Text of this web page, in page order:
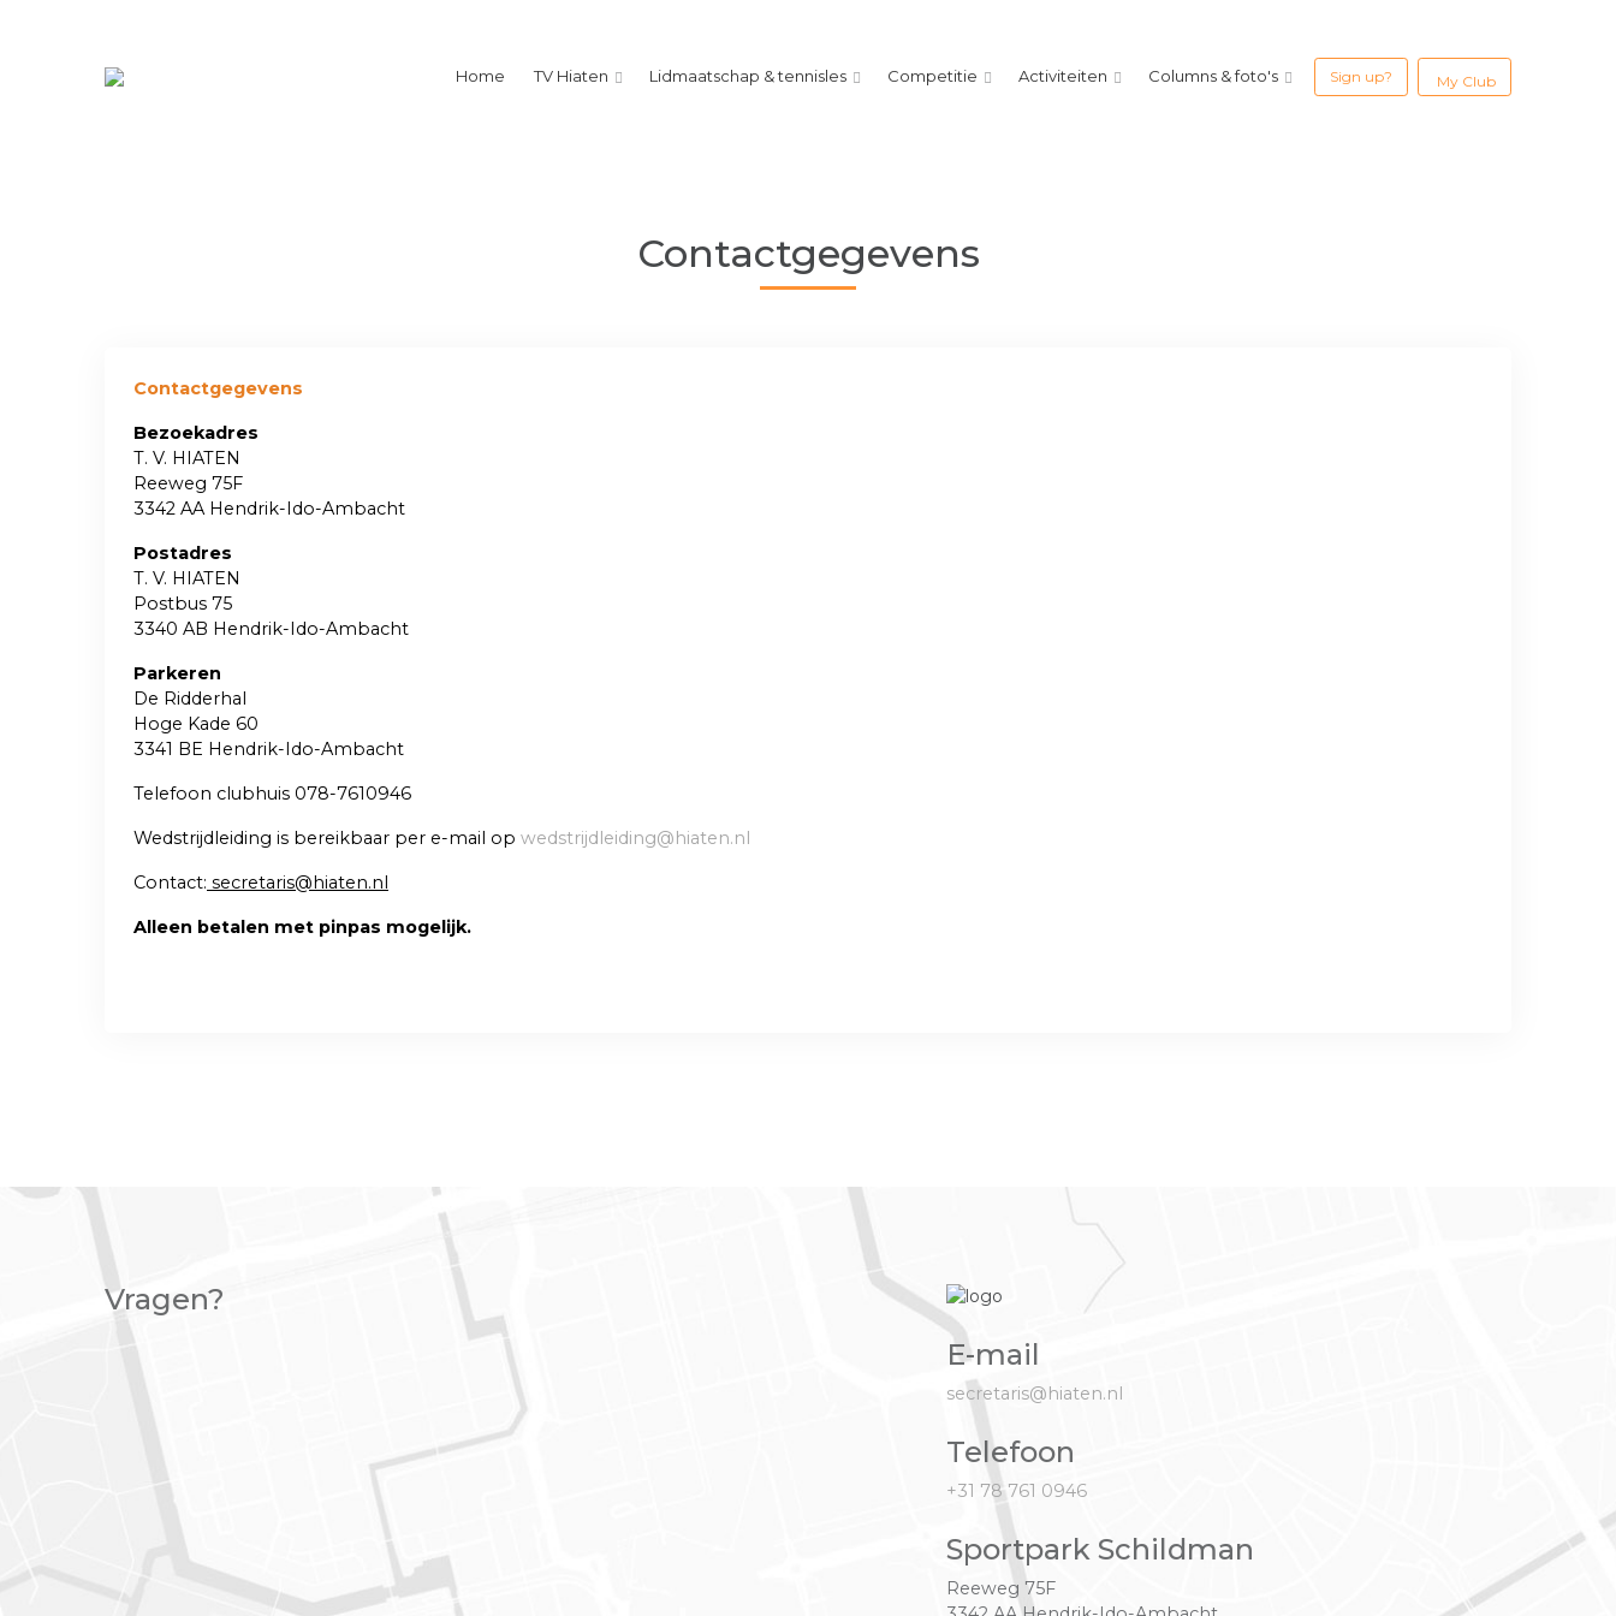
Home TV Hiaten Lidmaatschap & tennisles Competitie Activiteiten Columns & foto's Sign up? My Club
Contactgegevens
Contactgegevens
Bezoekadres
T. V. HIATEN
Reeweg 75F
3342 AA Hendrik-Ido-Ambacht
Postadres
T. V. HIATEN
Postbus 75
3340 AB Hendrik-Ido-Ambacht
Parkeren
De Ridderhal
Hoge Kade 60
3341 BE Hendrik-Ido-Ambacht
Telefoon clubhuis 078-7610946
Wedstrijdleiding is bereikbaar per e-mail op wedstrijdleiding@hiaten.nl
Contact: secretaris@hiaten.nl
Alleen betalen met pinpas mogelijk.
Vragen?
E-mail
secretaris@hiaten.nl
Telefoon
+31 78 761 0946
Sportpark Schildman
Reeweg 75F